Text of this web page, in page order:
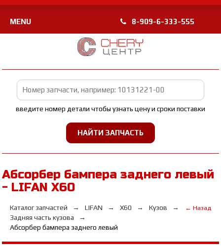
MENU 8-909-6-333-555
введите номер детали чтобы узнать цену и сроки поставки
Абсорбер бампера заднего левый
- LIFAN Х60
Каталог запчастей LIFAN Х60
Кузов
Задняя часть кузова
Абсорбер бампера заднего левый
← Назад